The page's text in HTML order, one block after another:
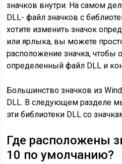
значков внутри. На самом
DLL- файл значков с
хотите изменить значок
или ярлыка, вы можете
расположение значка, чтобы
определенный файл DLL и
Большинство значков из
DLL. В следующем разделе
эти библиотеки DLL со
Где расположены
10 по умолчанию?